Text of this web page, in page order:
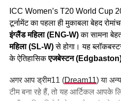
ICC Women’s T20 World Cup
टूर्नामेंट का पहला ही मुकाबला बेहद
इंग्लैंड महिला (ENG-W)का सामना
महिला (SL-W)से होगा। यह
के ऐतिहासिकएजबेस्टन
अगर आप ड्रीम11 (Dream11) या
टीम बना रहे हैं, तो यह आर्टिकल आपके